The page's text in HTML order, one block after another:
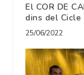
El COR DE
dins del Cicle
25/06/2022